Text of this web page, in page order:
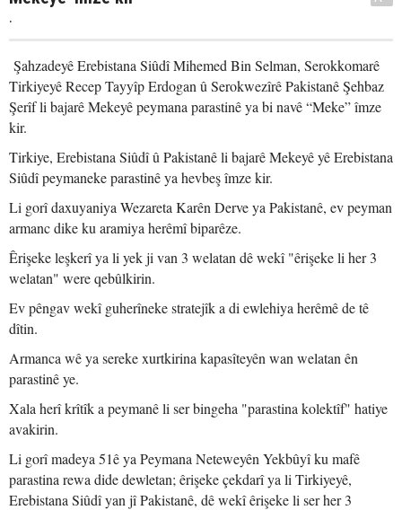
.
Şahzadeyê Erebistana Siûdî Mihemed Bin Selman, Serokkomarê
Tirkiyeyê Recep Tayyîp Erdogan û Serokwezîrê Pakistanê Şehbaz
Şerîf li bajarê Mekeyê peymana parastinê ya bi navê “Meke” îmze
kir.
Tirkiye, Erebistana Siûdî û Pakistanê li bajarê Mekeyê yê Erebistana
Siûdî peymaneke parastinê ya hevbeş îmze kir.
Li gorî daxuyaniya Wezareta Karên Derve ya Pakistanê, ev peyman
armanc dike ku aramiya herêmî biparêze.
Êrişeke leşkerî ya li yek ji van 3 welatan dê wekî "êrişeke li her 3
welatan" were qebûlkirin.
Ev pêngav wekî guherîneke stratejîk a di ewlehiya herêmê de tê
dîtin.
Armanca wê ya sereke xurtkirina kapasîteyên wan welatan ên
parastinê ye.
Xala herî krîtîk a peymanê li ser bingeha "parastina kolektîf" hatiye
avakirin.
Li gorî madeya 51ê ya Peymana Neteweyên Yekbûyî ku mafê
parastina rewa dide dewletan; êrişeke çekdarî ya li Tirkiyeyê,
Erebistana Siûdî yan jî Pakistanê, dê wekî êrişeke li ser her 3